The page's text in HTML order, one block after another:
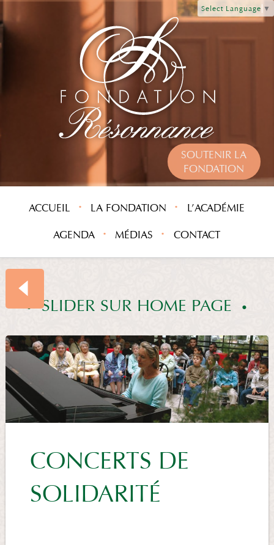
Select Language ▼
SOUTENIR LA
FONDATION
ACCUEIL LA FONDATION L’ACADÉMIE
AGENDA MÉDIAS CONTACT
SLIDER SUR HOME PAGE
SOMMAIRE
SLIDER
HOMECONCERTS DE
SOLIDARITÉ